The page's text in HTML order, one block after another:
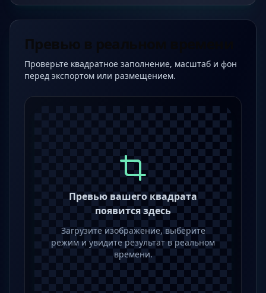
Превью в реальном времени
Проверьте квадратное заполнение, масштаб и фон
перед экспортом или размещением.
Превью вашего квадрата
появится здесь
Загрузите изображение, выберите
режим и увидите результат в реальном
времени.